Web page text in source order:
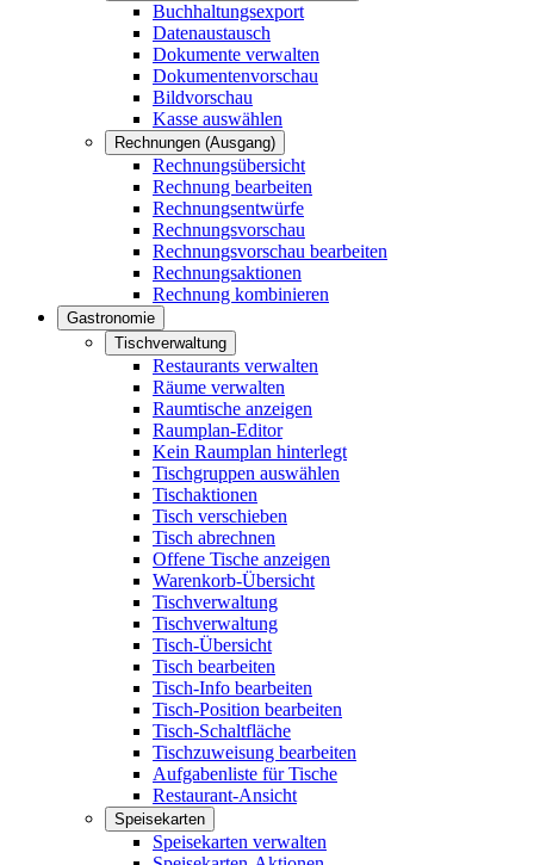
Buchhaltungsexport
Datenaustausch
Dokumente verwalten
Dokumentenvorschau
Bildvorschau
Kasse auswählen
Rechnungen (Ausgang)
Rechnungsübersicht
Rechnung bearbeiten
Rechnungsentwürfe
Rechnungsvorschau
Rechnungsvorschau bearbeiten
Rechnungsaktionen
Rechnung kombinieren
Gastronomie
Tischverwaltung
Restaurants verwalten
Räume verwalten
Raumtische anzeigen
Raumplan-Editor
Kein Raumplan hinterlegt
Tischgruppen auswählen
Tischaktionen
Tisch verschieben
Tisch abrechnen
Offene Tische anzeigen
Warenkorb-Übersicht
Tischverwaltung
Tischverwaltung
Tisch-Übersicht
Tisch bearbeiten
Tisch-Info bearbeiten
Tisch-Position bearbeiten
Tisch-Schaltfläche
Tischzuweisung bearbeiten
Aufgabenliste für Tische
Restaurant-Ansicht
Speisekarten
Speisekarten verwalten